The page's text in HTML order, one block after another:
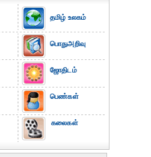
தமிழ் உலகம்
பொதுஅறிவு
ஜோதிடம்
பெண்கள்
கலைகள்